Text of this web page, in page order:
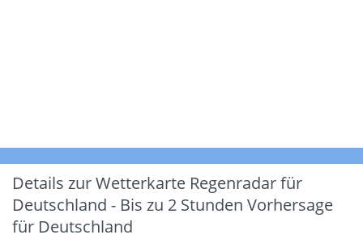
Details zur Wetterkarte Regenradar für
Deutschland - Bis zu 2 Stunden Vorhersage
für Deutschland